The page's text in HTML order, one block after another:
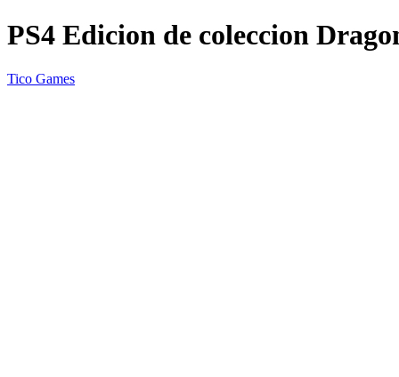
PS4 Edicion de coleccion
Tico Games